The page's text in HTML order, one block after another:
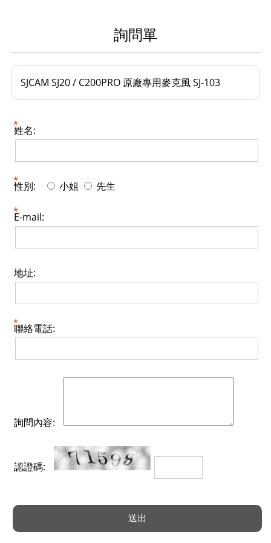
詢問單
SJCAM SJ20 / C200PRO 原廠專用麥克風 SJ-103
姓名:
性別: 小姐 先生
E-mail:
地址:
聯絡電話:
詢問內容:
認證碼: